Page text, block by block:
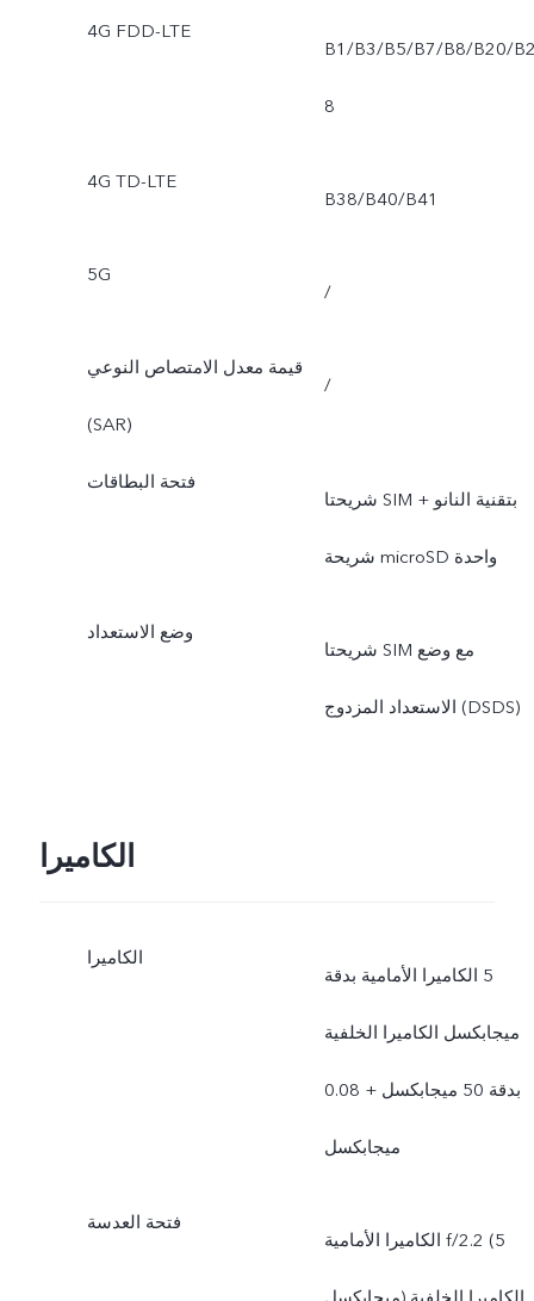
4G FDD-LTE
B1/B3/B5/B7/B8/B20/
8
4G TD-LTE
B38/B40/B41
5G
/
قيمة معدل الامتصاص النوعي
(SAR)
/
فتحة البطاقات
شريحتا SIM بتقنية النانو +
شريحة microSD واحدة
وضع الاستعداد
شريحتا SIM مع وضع
الاستعداد المزدوج (DSDS)
الكاميرا
الكاميرا
الكاميرا الأمامية بدقة ‎5
ميجابكسل الكاميرا الخلفية
بدقة 50 ميجابكسل + 0.08
ميجابكسل
فتحة العدسة
الكاميرا الأمامية f/2.2 (5